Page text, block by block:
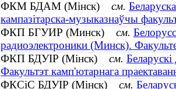
ФКМ БДАМ (Мінск) см.
кампазітарска-музыказнаўчы
ФКП БГУИР (Минск) см.
радиоэлектроники (Минск).
ФКП БДУІР (Мінск) см.
Факультэт камп'ютарнага
ФКСіС БДУІР (Мінск) см.